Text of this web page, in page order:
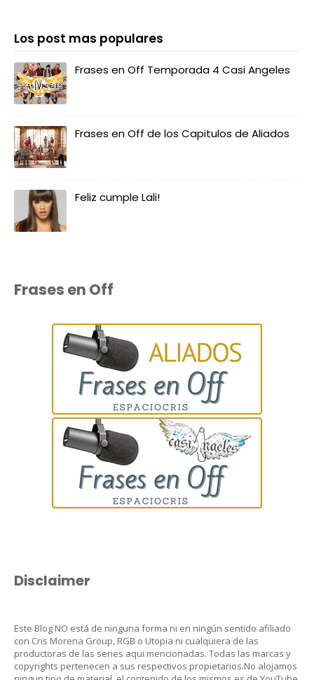
Los post mas populares
Frases en Off Temporada 4 Casi Angeles
Frases en Off de los Capitulos de Aliados
Feliz cumple Lali!
Frases en Off
Disclaimer
Este Blog NO está de ninguna forma ni en ningún sentido afiliado
con Cris Morena Group, RGB o Utopia ni cualquiera de las
productoras de las series aqui mencionadas. Todas las marcas y
copyrights pertenecen a sus respectivos propietarios.No alojamos